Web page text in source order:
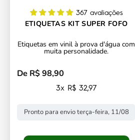
367 avaliações
ETIQUETAS KIT SUPER FOFO
Etiquetas em vinil à prova d'água com
muita personalidade.
Preço promocional
De R$ 98,90
3x R$ 32,97
Pronto para envio terça-feira, 11/08